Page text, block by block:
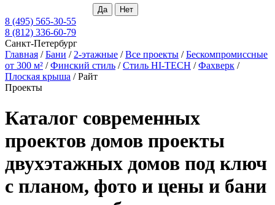
8 (495) 565-30-55
8 (812) 336-60-79
Санкт-Петербург
Главная /Бани / 2-этажные /Все проекты /Бескомпромиссные
от 300 м² /Финский стиль /Стиль HI-TECH /Фахверк /
Плоская крыша /Райт
Проекты
Каталог современных
проектов домов проекты
двухэтажных домов под ключ
с планом, фото и цены и бани